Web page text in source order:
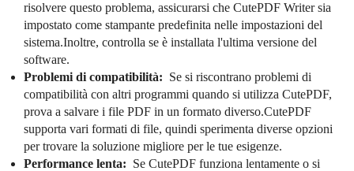
risolvere questo problema, assicurarsi che CutePDF Writer sia
impostato come stampante predefinita nelle impostazioni del
sistema.Inoltre, controlla se è installata l'ultima versione del
software.
Problemi di compatibilità: Se si riscontrano problemi di
compatibilità con altri programmi quando si utilizza CutePDF,
prova a salvare i file PDF in un formato diverso.CutePDF
supporta vari formati di file, quindi sperimenta diverse opzioni
per trovare la soluzione migliore per le tue esigenze.
Performance lenta: Se CutePDF funziona lentamente o si